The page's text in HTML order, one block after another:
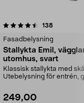
138
Fasadbelysning
Stallykta Emil,
utomhus, svart
Klassisk stallykta med
Utebelysning för entrén,
249,00
4.5 av 5 stjärnor